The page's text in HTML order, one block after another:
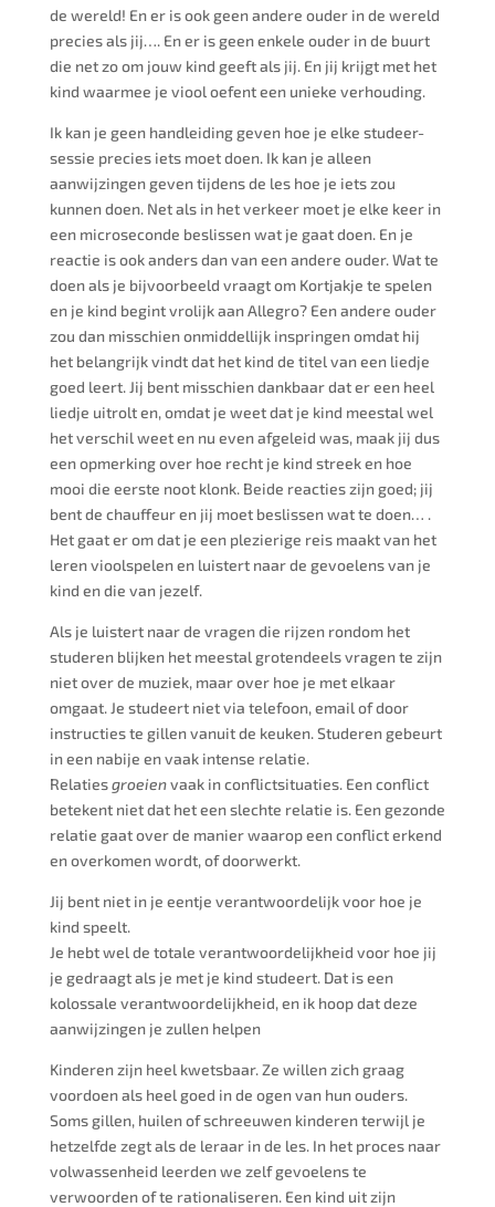
de wereld! En er is ook geen andere ouder in de wereld
precies als jij…. En er is geen enkele ouder in de buurt
die net zo om jouw kind geeft als jij. En jij krijgt met het
kind waarmee je viool oefent een unieke verhouding.
Ik kan je geen handleiding geven hoe je elke studeer-
sessie precies iets moet doen. Ik kan je alleen
aanwijzingen geven tijdens de les hoe je iets zou
kunnen doen. Net als in het verkeer moet je elke keer in
een microseconde beslissen wat je gaat doen. En je
reactie is ook anders dan van een andere ouder. Wat te
doen als je bijvoorbeeld vraagt om Kortjakje te spelen
en je kind begint vrolijk aan Allegro? Een andere ouder
zou dan misschien onmiddellijk inspringen omdat hij
het belangrijk vindt dat het kind de titel van een liedje
goed leert. Jij bent misschien dankbaar dat er een heel
liedje uitrolt en, omdat je weet dat je kind meestal wel
het verschil weet en nu even afgeleid was, maak jij dus
een opmerking over hoe recht je kind streek en hoe
mooi die eerste noot klonk. Beide reacties zijn goed; jij
bent de chauffeur en jij moet beslissen wat te doen… .
Het gaat er om dat je een plezierige reis maakt van het
leren vioolspelen en luistert naar de gevoelens van je
kind en die van jezelf.
Als je luistert naar de vragen die rijzen rondom het
studeren blijken het meestal grotendeels vragen te zijn
niet over de muziek, maar over hoe je met elkaar
omgaat. Je studeert niet via telefoon, email of door
instructies te gillen vanuit de keuken. Studeren gebeurt
in een nabije en vaak intense relatie.
Relatiesgroeienvaak in conflictsituaties. Een conflict
betekent niet dat het een slechte relatie is. Een gezonde
relatie gaat over de manier waarop een conflict erkend
en overkomen wordt, of doorwerkt.
Jij bent niet in je eentje verantwoordelijk voor hoe je
kind speelt.
Je hebt wel de totale verantwoordelijkheid voor hoe jij
je gedraagt als je met je kind studeert. Dat is een
kolossale verantwoordelijkheid, en ik hoop dat deze
aanwijzingen je zullen helpen
Kinderen zijn heel kwetsbaar. Ze willen zich graag
voordoen als heel goed in de ogen van hun ouders.
Soms gillen, huilen of schreeuwen kinderen terwijl je
hetzelfde zegt als de leraar in de les. In het proces naar
volwassenheid leerden we zelf gevoelens te
verwoorden of te rationaliseren. Een kind uit zijn